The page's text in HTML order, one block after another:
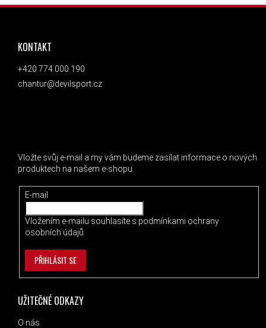
ZÁPATÍ
UŽITEČNÉ ODKAZY
O nás
KONTAKT
+420 774 000 190
chantur@devilsport.cz
Vložte svůj e-mail a my vám budeme zasílat informace o nových
produktech na našem e-shopu.
E-mail
Vložením e-mailu souhlasíte s podmínkami ochrany
osobních údajů
PŘIHLÁSIT SE